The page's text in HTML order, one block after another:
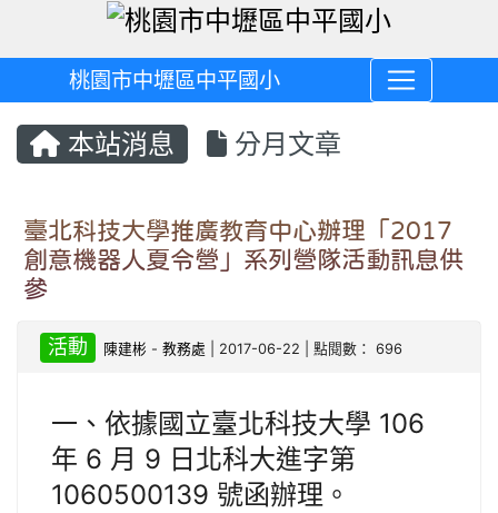
桃園市中壢區中平國小
本站消息 分月文章
臺北科技大學推廣教育中心辦理「2017
創意機器人夏令營」系列營隊活動訊息供
參
活動 陳建彬 -教務處 | 2017-06-22 | 點閱數： 696
一、依據國立臺北科技大學 106
年 6 月 9 日北科大進字第
1060500139 號函辦理。